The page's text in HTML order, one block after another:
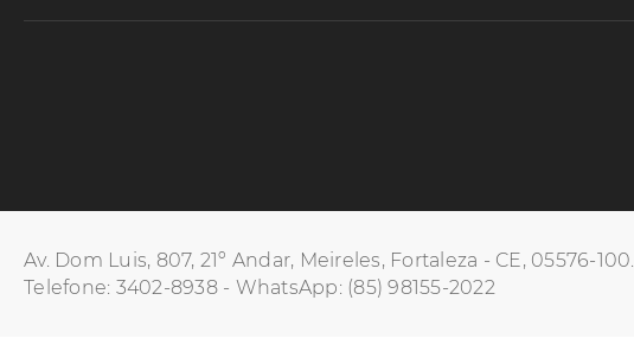
Av. Dom Luis, 807, 21º Andar, Meireles, Fortaleza - CE, 05576-100.
Telefone: 3402-8938 - WhatsApp: (85) 98155-2022